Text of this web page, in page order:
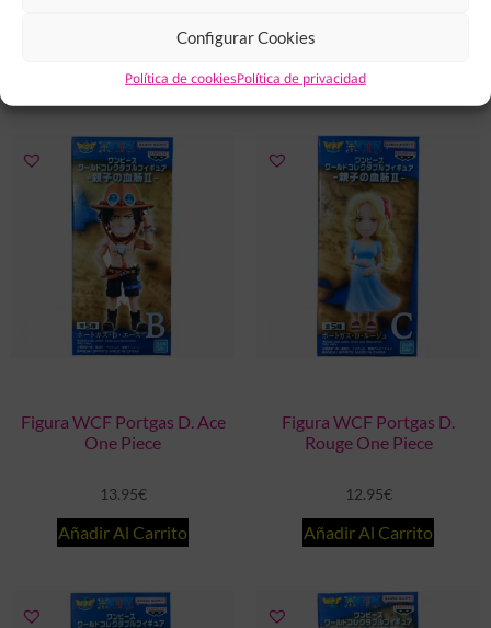
Configurar Cookies
Política de cookiesPolítica de privacidad
Agotado Añadir Al Carrito
Figura WCF Portgas D. Ace
One Piece
13.95€
Añadir Al Carrito
Figura WCF Portgas D.
Rouge One Piece
12.95€
Añadir Al Carrito